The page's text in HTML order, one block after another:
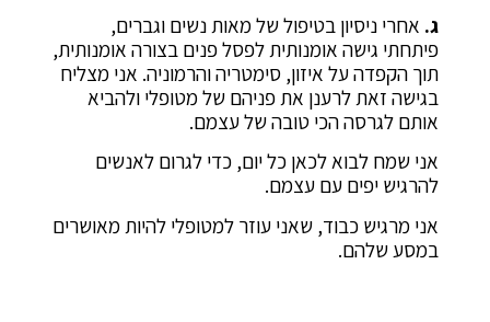
ג. אחרי ניסיון בטיפול של מאות נשים וגברים,
פיתחתי גישה אומנותית לפסל פנים בצורה אומנותית,
תוך הקפדה על איזון, סימטריה והרמוניה. אני מצליח
בגישה זאת לרענן את פניהם של מטופלי ולהביא
אותם לגרסה הכי טובה של עצמם.
אני שמח לבוא לכאן כל יום, כדי לגרום לאנשים
להרגיש יפים עם עצמם.
אני מרגיש כבוד, שאני עוזר למטופלי להיות מאושרים
במסע שלהם.